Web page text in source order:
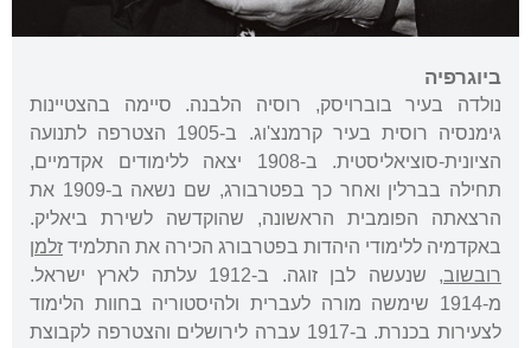
ביוגרפיה
נולדה בעיר בוברויסק, רוסיה הלבנה. סיימה בהצטיינות
גימנסיה רוסית בעיר קרמנצ'וג. ב-1905 הצטרפה לתנועה
הציונית-סוציאליסטית. ב-1908 יצאה ללימודים אקדמיים,
תחילה בברלין ואחר כך בפטרבורג, שם נשאה ב-1909 את
הרצאתה הפומבית הראשונה, שהוקדשה לשירת ביאליק.
באקדמיה ללימודי היהדות בפטרבורג הכירה את התלמיד זלמן
רובשוב
, שנעשה לבן זוגה. ב-1912 עלתה לארץ ישראל.
מ-1914 שימשה מורה לעברית ולהיסטוריה בחוות הלימוד
לצעירות בכנרת. ב-1917 עברה לירושלים והצטרפה לקבוצת